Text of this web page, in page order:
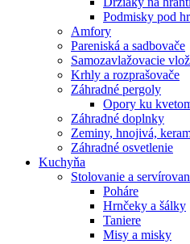
Podmisky pod
Amfory
Pareniská a sadbovače
Samozavlažovacie
Krhly a rozprašovače
Záhradné pergoly
Opory ku
Záhradné doplnky
Zeminy, hnojivá,
Záhradné osvetlenie
Kuchyňa
Stolovanie a
Poháre
Hrnčeky a šálky
Taniere
Misy a misky